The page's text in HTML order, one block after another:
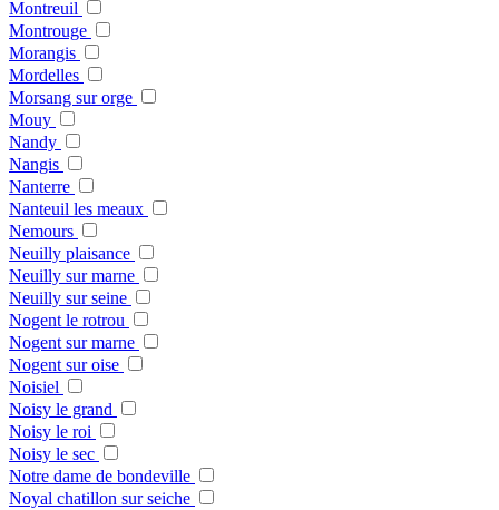
Montreuil
Montrouge
Morangis
Mordelles
Morsang sur orge
Mouy
Nandy
Nangis
Nanterre
Nanteuil les meaux
Nemours
Neuilly plaisance
Neuilly sur marne
Neuilly sur seine
Nogent le rotrou
Nogent sur marne
Nogent sur oise
Noisiel
Noisy le grand
Noisy le roi
Noisy le sec
Notre dame de bondeville
Noyal chatillon sur seiche